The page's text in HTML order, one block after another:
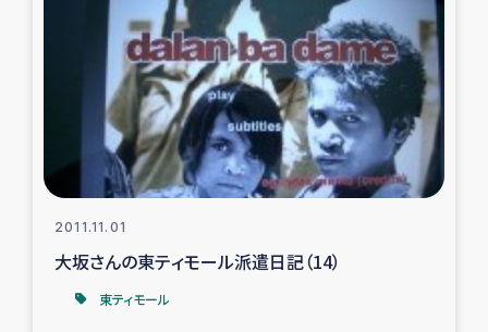
ガザ地区での公園の緑化を通じた支援事業
ガザ地区における被災住民への緊急支援
ガザ地区酪農を通した女性グループの生計支援
ふりかけ普及と食生活改善による栄養改善事業
2011.11.01
大坂さんの東ティモール派遣日記（14）
東ティモール